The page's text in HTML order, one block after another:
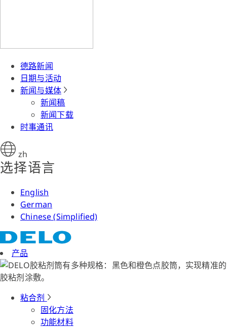
德路新闻
日期与活动
新闻与媒体
新闻稿
新闻下载
时事通讯
zh
选择语言
English
German
Chinese (Simplified)
产品
粘合剂
固化方法
功能材料